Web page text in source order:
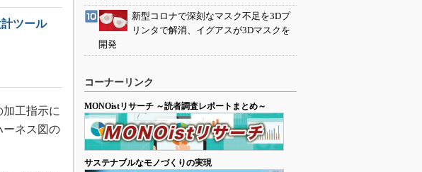
ツール
工指示に
ーネス図の
新型コロナで深刻なマスク不足を3Dプ
リンタで解消、イグアスが3Dマスクを
開発
コーナーリンク
MONOistリサーチ ～読者調査レポートまとめ～
サステナブルなモノづくりの実現